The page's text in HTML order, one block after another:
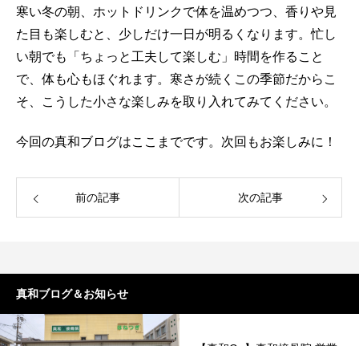
寒い冬の朝、ホットドリンクで体を温めつつ、香りや見
た目も楽しむと、少しだけ一日が明るくなります。忙し
い朝でも「ちょっと工夫して楽しむ」時間を作ること
で、体も心もほぐれます。寒さが続くこの季節だからこ
そ、こうした小さな楽しみを取り入れてみてください。
今回の真和ブログはここまでです。次回もお楽しみに！
前の記事 次の記事
真和ブログ＆お知らせ